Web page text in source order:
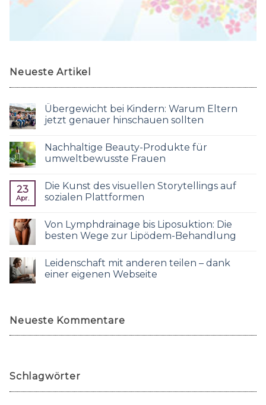
Neueste Artikel
Übergewicht bei Kindern: Warum Eltern
jetzt genauer hinschauen sollten
Nachhaltige Beauty-Produkte für
umweltbewusste Frauen
23
Apr.
Die Kunst des visuellen Storytellings auf
sozialen Plattformen
Von Lymphdrainage bis Liposuktion: Die
besten Wege zur Lipödem-Behandlung
Leidenschaft mit anderen teilen – dank
einer eigenen Webseite
Neueste Kommentare
Schlagwörter